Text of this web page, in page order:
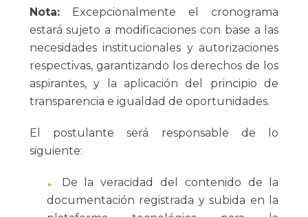
Nota:Excepcionalmente el cronograma
estará sujeto a modificaciones con base a las
necesidades institucionales y autorizaciones
respectivas, garantizando los derechos de los
aspirantes, y la aplicación del principio de
transparencia e igualdad de oportunidades.
El postulante será responsable de lo
siguiente:
De la veracidad del contenido de la
documentación registrada y subida en la